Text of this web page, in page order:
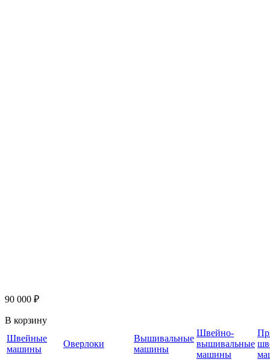
90 000 ₽
В корзину
Швейные
машины
Оверлоки
Вышивальные
машины
Швейно-
вышивальные
машины